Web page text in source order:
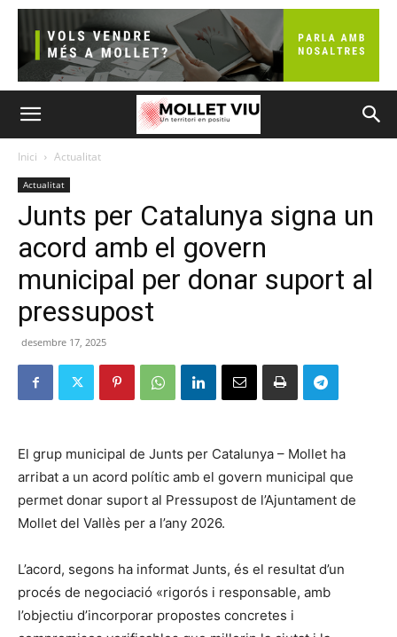
Inici Actualitat
Actualitat
Junts per Catalunya signa un
acord amb el govern
municipal per donar suport al
pressupost
desembre 17, 2025
El grup municipal de Junts per Catalunya – Mollet ha
arribat a un acord polític amb el govern municipal que
permet donar suport al Pressupost de l’Ajuntament de
Mollet del Vallès per a l’any 2026.
L’acord, segons ha informat Junts, és el resultat d’un
procés de negociació «rigorós i responsable, amb
l’objectiu d’incorporar propostes concretes i